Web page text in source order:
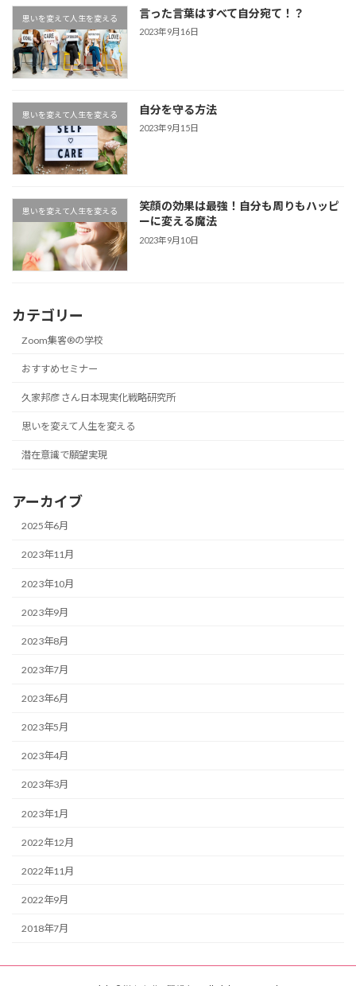
思いを変えて人生を変える 言った言葉はすべて自分宛て！？
2023年9月16日
思いを変えて人生を変える 自分を守る方法
2023年9月15日
思いを変えて人生を変える
笑顔の効果は最強！自分も周りもハッピ
ーに変える魔法
2023年9月10日
カテゴリー
Zoom集客®の学校
おすすめセミナー
久家邦彦 さん日本現実化戦略研究所
思いを変えて人生を変える
潜在意識で願望実現
アーカイブ
2025年6月
2023年11月
2023年10月
2023年9月
2023年8月
2023年7月
2023年6月
2023年5月
2023年4月
2023年3月
2023年1月
2022年12月
2022年11月
2022年9月
2018年7月